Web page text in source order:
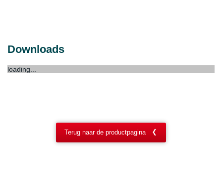
Downloads
loading...
Terug naar de productpagina